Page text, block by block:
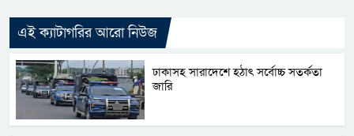
এই ক্যাটাগরির আরো নিউজ
ঢাকাসহ সারাদেশে হঠাৎ সর্বোচ্চ সতর্কতা
জা‌রি